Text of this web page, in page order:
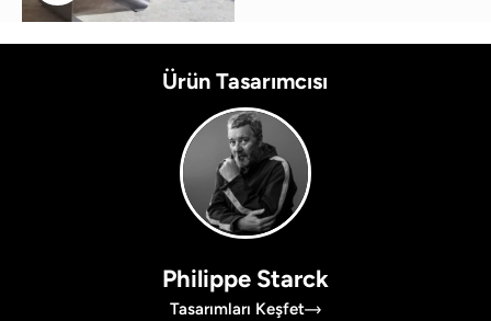
Ürün Tasarımcısı
Philippe Starck
Tasarımları Keşfet